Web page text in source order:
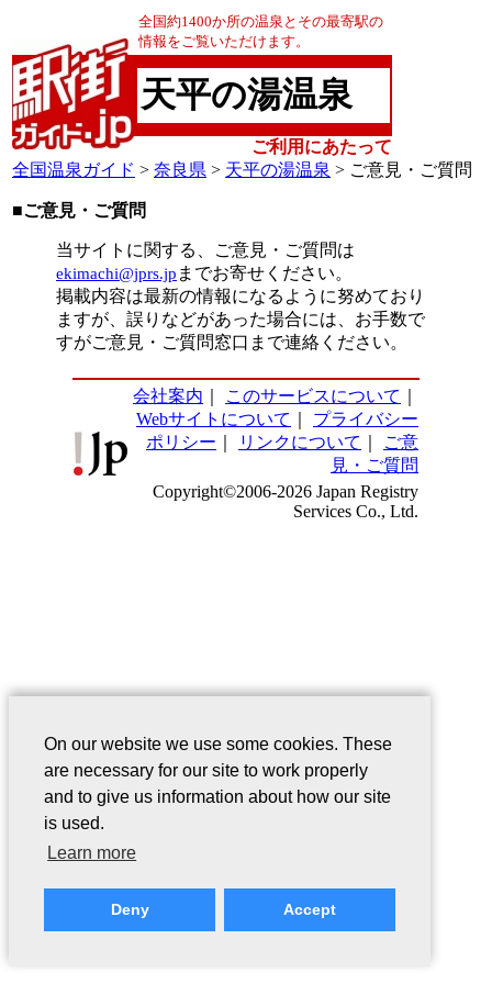
全国約1400か所の温泉とその最寄駅の
情報をご覧いただけます。
天平の湯温泉
ご利用にあたって
全国温泉ガイド > 奈良県 > 天平の湯温泉 > ご意見・ご質問
■ご意見・ご質問
当サイトに関する、ご意見・ご質問は
ekimachi@jprs.jp までお寄せください。
掲載内容は最新の情報になるように努めており
ますが、誤りなどがあった場合には、お手数で
すがご意見・ご質問窓口まで連絡ください。
会社案内 このサービスについて
Webサイトについて
プライバシー
ポリシー
リンクについて
ご意
見・ご質問
Copyright©2006-2026 Japan Registry
Services Co., Ltd.
On our website we use some cookies. These
are necessary for our site to work properly
and to give us information about how our site
is used.
Learn more
Deny Accept